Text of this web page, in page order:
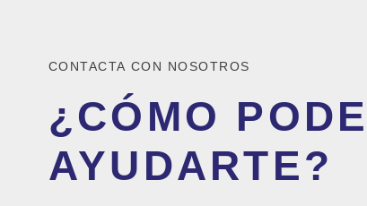
CONTACTA CON NOSOTROS
¿CÓMO
AYUDARTE?